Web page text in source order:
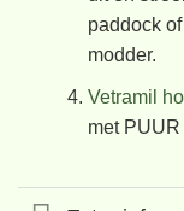
paddock
modder.
Vetramil
met